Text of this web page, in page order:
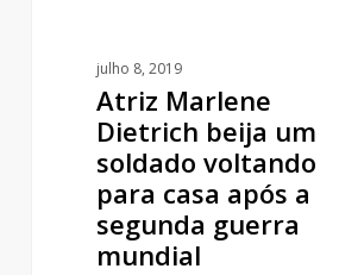
julho 8, 2019
Atriz Marlene
Dietrich beija um
soldado voltando
para casa após a
segunda guerra
mundial